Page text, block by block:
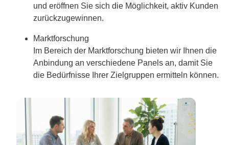
und eröffnen Sie sich die Möglichkeit, aktiv Kunden
zurückzugewinnen.
Marktforschung
Im Bereich der Marktforschung bieten wir Ihnen die
Anbindung an verschiedene Panels an, damit Sie
die Bedürfnisse Ihrer Zielgruppen ermitteln können.